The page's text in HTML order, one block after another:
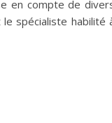
en compte de
spécialiste habilité